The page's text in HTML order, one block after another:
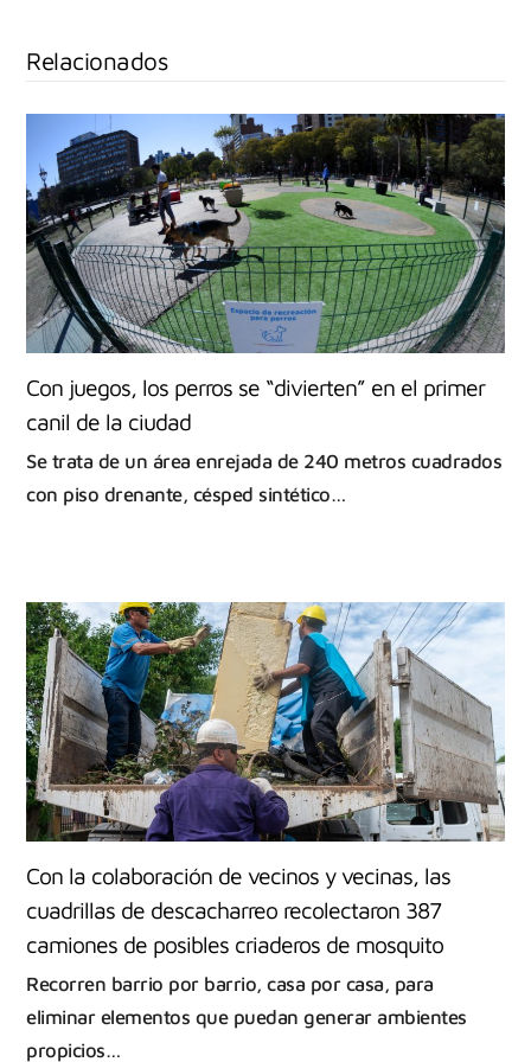
Relacionados
Con juegos, los perros se “divierten” en el primer
canil de la ciudad
Se trata de un área enrejada de 240 metros cuadrados
con piso drenante, césped sintético…
Con la colaboración de vecinos y vecinas, las
cuadrillas de descacharreo recolectaron 387
camiones de posibles criaderos de mosquito
Recorren barrio por barrio, casa por casa, para
eliminar elementos que puedan generar ambientes
propicios…